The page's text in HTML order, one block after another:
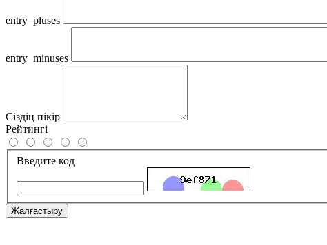
entry_pluses
entry_minuses
Сіздің пікір
Рейтингі
Введите код
Жалғастыру